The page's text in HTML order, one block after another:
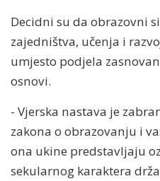
Decidni su da obrazovni
zajedništva, učenja i
umjesto podjela
osnovi.
- Vjerska nastava je
zakona o obrazovanju i
ona ukine predstavljaju
sekularnog karaktera